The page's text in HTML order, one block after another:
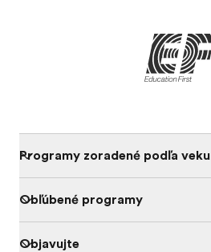
Programy zoradené podľa veku
Obľúbené programy
Objavujte